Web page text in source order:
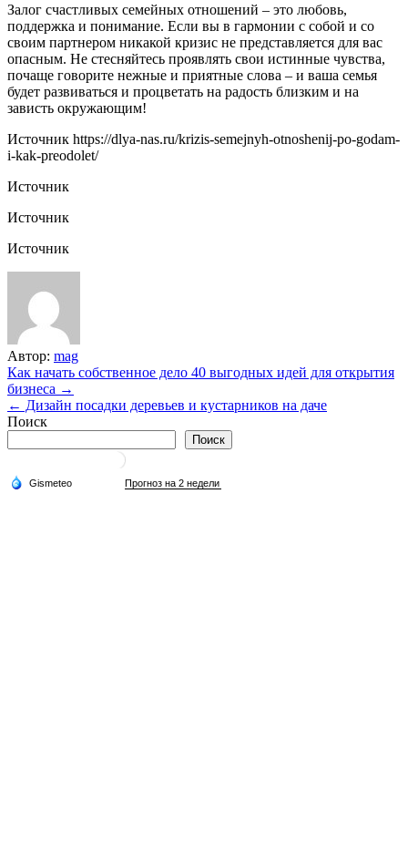
Залог счастливых семейных отношений – это любовь,
поддержка и понимание. Если вы в гармонии с собой и со
своим партнером никакой кризис не представляется для вас
опасным. Не стесняйтесь проявлять свои истинные чувства,
почаще говорите нежные и приятные слова – и ваша семья
будет развиваться и процветать на радость близким и на
зависть окружающим!
Источник https://dlya-nas.ru/krizis-semejnyh-otnoshenij-po-godam-
i-kak-preodolet/
Источник
Источник
Источник
Автор: mag
Навигация
по
записям
Как начать собственное дело 40 выгодных идей для открытия
бизнеса →
← Дизайн посадки деревьев и кустарников на даче
Поиск
Поиск